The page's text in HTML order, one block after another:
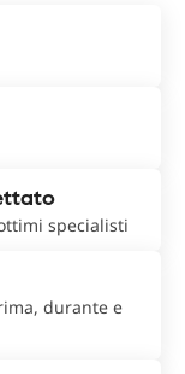
specialisti
durante e